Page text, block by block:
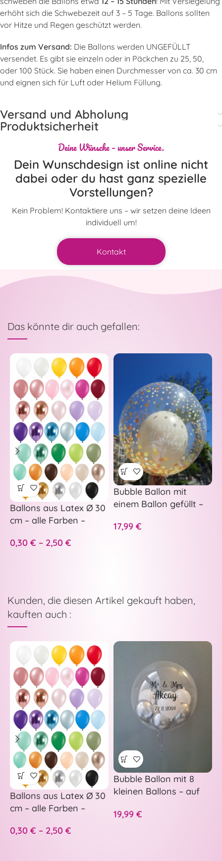
erhöht sich die Schwebezeit auf 3 – 5 Tage. Ballons sollten
vor Hitze und Regen geschützt werden.
Infos zum Versand: Die Ballons werden UNGEFÜLLT
versendet. Es gibt sie einzeln oder in Päckchen zu 25, 50,
oder 100 Stück. Sie haben einen Durchmesser von ca. 30 cm
und eignen sich für Luft oder Helium Füllung.
Versand und Abholung
Produktsicherheit
Deine Wünsche – unser Service.
Dein Wunschdesign ist online nicht
dabei oder du hast ganz spezielle
Vorstellungen?
Kein Problem! Kontaktiere uns – wir setzen deine Ideen
individuell um!
Kontakt
Das könnte dir auch gefallen:
Ballons aus Latex Ø 30
cm – alle Farben –
0,30 € – 2,50 €
Bubble Ballon mit
einem Ballon gefüllt –
personalisiert
17,99 €
Kunden, die diesen Artikel gekauft haben,
kauften auch :
Ballons aus Latex Ø 30
cm – alle Farben –
0,30 € – 2,50 €
Bubble Ballon mit 8
kleinen Ballons – auf
19,99 €